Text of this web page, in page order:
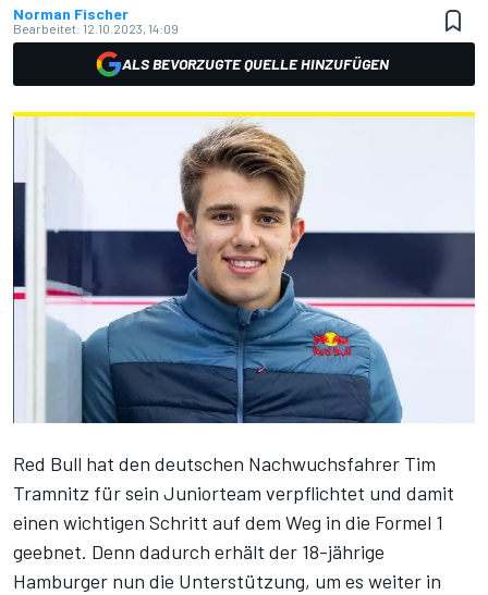
Norman Fischer
Bearbeitet: 12.10.2023, 14:09
ALS BEVORZUGTE QUELLE HINZUFÜGEN
Red Bull hat den deutschen Nachwuchsfahrer Tim
Tramnitz für sein Juniorteam verpflichtet und damit
einen wichtigen Schritt auf dem Weg in die Formel 1
geebnet. Denn dadurch erhält der 18-jährige
Hamburger nun die Unterstützung, um es weiter in